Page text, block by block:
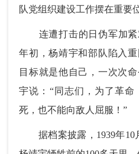
队党组织建设工作摆在重要
连遭打击的日伪军加紧
年初，杨靖宇和部队陷入
目标就是他自己，一次次
宇说：“同志们，为了革
死，也不能向敌人屈服！”
据档案披露，1939年10